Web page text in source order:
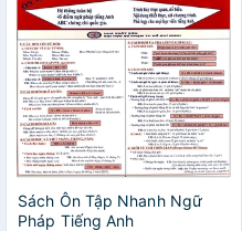
Sách Ôn Tập Nhanh Ngữ
Pháp Tiếng Anh